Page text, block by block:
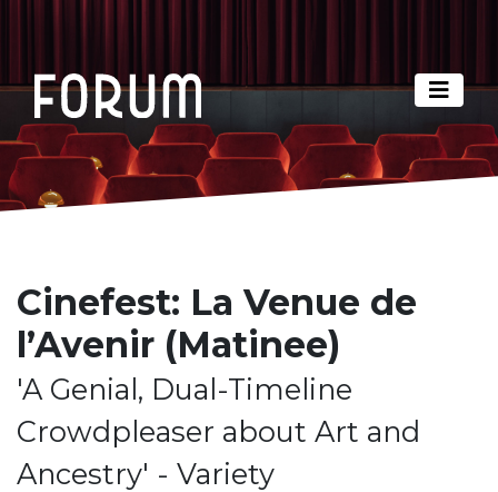
Cinefest: La Venue de
l’Avenir (Matinee)
'A Genial, Dual-Timeline
Crowdpleaser about Art and
Ancestry' - Variety